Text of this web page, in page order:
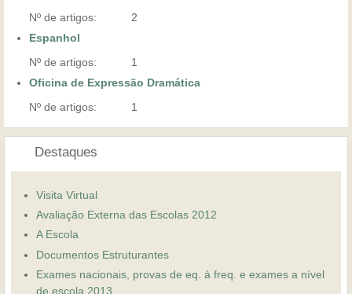
Nº de artigos:
2
Espanhol
Nº de artigos:
1
Oficina de Expressão Dramática
Nº de artigos:
1
Destaques
Visita Virtual
Avaliação Externa das Escolas 2012
A Escola
Documentos Estruturantes
Exames nacionais, provas de eq. à freq. e exames a nível
de escola 2013